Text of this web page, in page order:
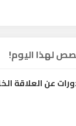
لهذا اليوم!
عن العلاقة